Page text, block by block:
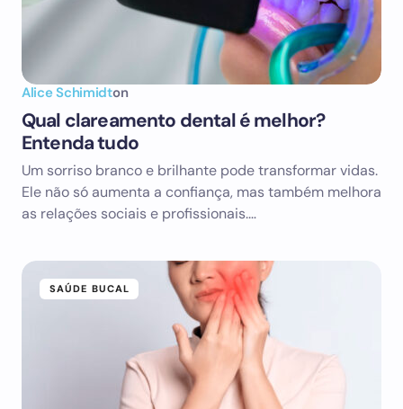
Alice Schimidton
Qual clareamento dental é melhor?
Entenda tudo
Um sorriso branco e brilhante pode transformar vidas.
Ele não só aumenta a confiança, mas também melhora
as relações sociais e profissionais.…
SAÚDE BUCAL